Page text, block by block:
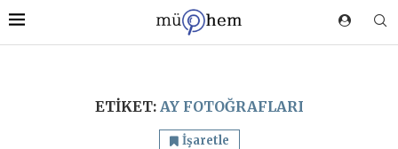
ETIKET: AY FOTOĞRAFLARI
İşaretle